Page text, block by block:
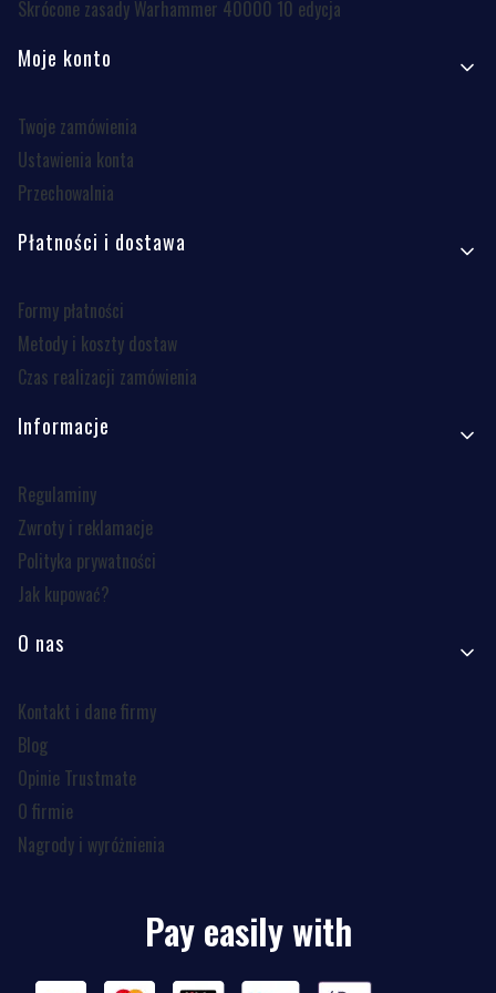
Skrócone zasady Warhammer 40000 10 edycja
Moje konto
Twoje zamówienia
Ustawienia konta
Przechowalnia
Płatności i dostawa
Formy płatności
Metody i koszty dostaw
Czas realizacji zamówienia
Informacje
Regulaminy
Zwroty i reklamacje
Polityka prywatności
Jak kupować?
O nas
Kontakt i dane firmy
Blog
Opinie Trustmate
O firmie
Nagrody i wyróżnienia
Pay easily with